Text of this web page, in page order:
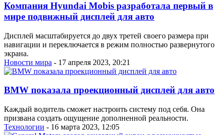
Компания Hyundai Mobis разработала первый в
мире подвижный дисплей для авто
Дисплей масштабируется до двух третей своего размера при
навигации и переключается в режим полностью развернутого
экрана.
Новости мира - 17 апреля 2023, 20:21
BMW показала проекционный дисплей для авто
Каждый водитель сможет настроить систему под себя. Она
призвана создать ощущение дополненной реальности.
Технологии - 16 марта 2023, 12:05